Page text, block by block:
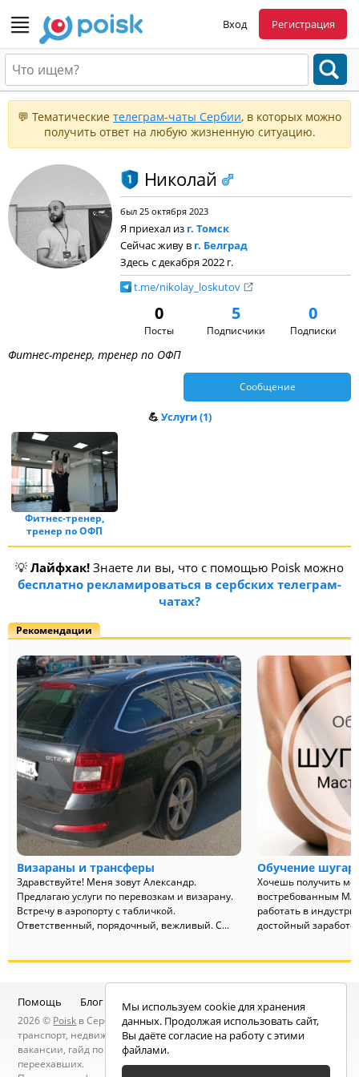
Вход Регистрация
💬 Тематические телеграм-чаты Сербии, в которых можно
получить ответ на любую жизненную ситуацию.
Николай
был 25 октября 2023
Я приехал из г. Томск
Сейчас живу в г. Белград
Здесь с декабря 2022 г.
t.me/nikolay_loskutov
0
Посты
5
Подписчики
0
Подписки
Фитнес-тренер, тренер по ОФП
Сообщение
💪 Услуги (1)
Фитнес-тренер,
тренер по ОФП
💡 Лайфхак! Знаете ли вы, что с помощью Poisk можно
бесплатно рекламироваться в сербских телеграм-
чатах?
Рекомендации
Визараны и трансферы
Здравствуйте! Меня зовут Александр.
Предлагаю услуги по перевозкам и визарану.
Встречу в аэропорту с табличкой.
Ответственный, порядочный, вежливый. С...
Обучение
Хочешь получить
востребованным
работать в
достойный
Помощь Блог Telegram-канал Чат
2026 © Poisk в Сербии — услуги специалистов, объявления:
транспорт, недвижимость, электроника, мебель, работа и
вакансии, гайд по Сербии, статьи, новости, посты людей, карта
переехавших.
Мы используем cookie для хранения
данных. Продолжая использовать сайт,
Вы даёте согласие на работу с этими
файлами.